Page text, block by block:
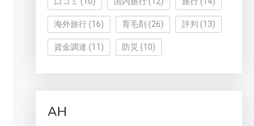
海外旅行(16) 育毛剤 (26) 評判 (13)
資金調達 (11) 防災 (10)
AH